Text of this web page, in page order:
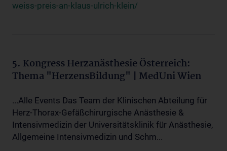
weiss-preis-an-klaus-ulrich-klein/
5. Kongress Herzanästhesie Österreich:
Thema "HerzensBildung" | MedUni Wien
...Alle Events Das Team der Klinischen Abteilung für
Herz-Thorax-Gefäßchirurgische Anästhesie &
Intensivmedizin der Universitätsklinik für Anästhesie,
Allgemeine Intensivmedizin und Schm...